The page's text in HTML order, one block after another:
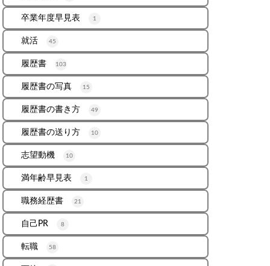
卒業年度早見表 1
就活 45
履歴書 103
履歴書の写真 15
履歴書の書き方 49
履歴書の送り方 10
志望動機 10
満年齢早見表 1
職務経歴書 21
自己PR 8
転職 58